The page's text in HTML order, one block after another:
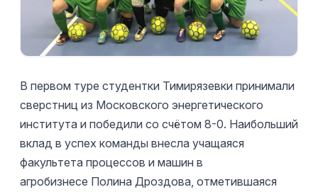
В первом туре студентки Тимирязевки принимали
сверстниц из Московского энергетического
института и победили со счётом 8-0. Наибольший
вклад в успех команды внесла учащаяся
факультета процессов и машин в
агробизнесе Полина Дроздова, отметившаяся